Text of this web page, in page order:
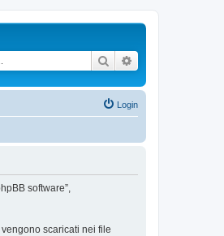
Cerca
Login
software”,
scaricati nei file